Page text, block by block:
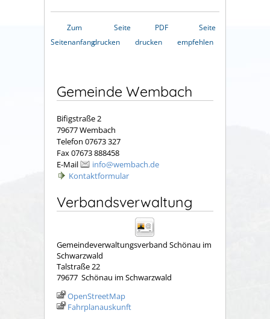
Zum
Seitenanfang
Seite
drucken
PDF
drucken
Seite
empfehlen
Gemeinde Wembach
Bifigstraße 2
79677 Wembach
Telefon 07673 327
Fax 07673 888458
E-Mail
info@wembach.de
Kontaktformular
Verbandsverwaltung
Gemeindeverwaltungsverband Schönau im
Schwarzwald
Talstraße 22
79677 Schönau im Schwarzwald
OpenStreetMap
Fahrplanauskunft